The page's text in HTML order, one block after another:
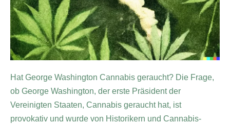
Hat George Washington Cannabis geraucht? Die Frage,
ob George Washington, der erste Präsident der
Vereinigten Staaten, Cannabis geraucht hat, ist
provokativ und wurde von Historikern und Cannabis-